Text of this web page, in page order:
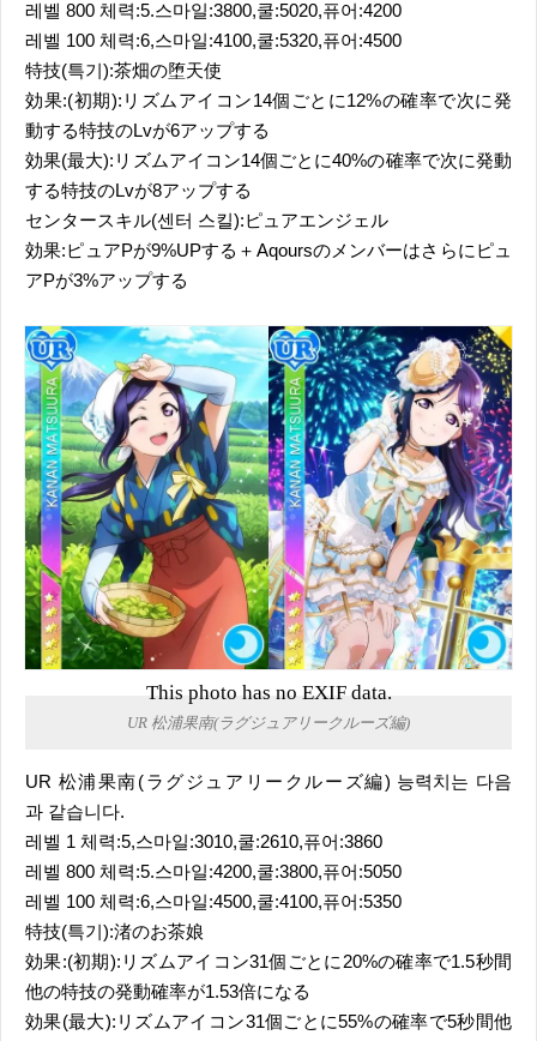
레벨 800 체력:5.스마일:3800,쿨:5020,퓨어:4200
레벨 100 체력:6,스마일:4100,쿨:5320,퓨어:4500
特技(특기):茶畑の堕天使
効果:(初期):リズムアイコン14個ごとに12%の確率で次に発
動する特技のLvが6アップする
効果(最大):リズムアイコン14個ごとに40%の確率で次に発動
する特技のLvが8アップする
センタースキル(센터 스킬):ピュアエンジェル
効果:ピュアPが9%UPする＋Aqoursのメンバーはさらにピュ
アPが3%アップする
This photo has no EXIF data.
UR 松浦果南(ラグジュアリークルーズ編)
UR 松浦果南(ラグジュアリークルーズ編) 능력치는 다음
과 같습니다.
레벨 1 체력:5,스마일:3010,쿨:2610,퓨어:3860
레벨 800 체력:5.스마일:4200,쿨:3800,퓨어:5050
레벨 100 체력:6,스마일:4500,쿨:4100,퓨어:5350
特技(특기):渚のお茶娘
効果:(初期):リズムアイコン31個ごとに20%の確率で1.5秒間
他の特技の発動確率が1.53倍になる
効果(最大):リズムアイコン31個ごとに55%の確率で5秒間他